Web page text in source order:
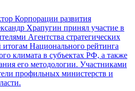
Корпорации развития
Храпугин принял участие в
Агентства стратегических
Национального рейтинга
климата в субъектах РФ, а также
его методологии. Участниками
профильных министерств и